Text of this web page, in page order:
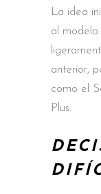
La idea
al modelo
anterior,
como el
Plus.